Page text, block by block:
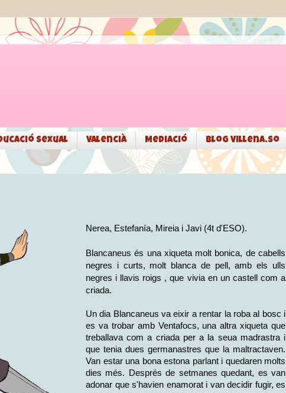
sexual Valencià Mediació Blog Villena.so
Nerea, Estefanía, Mireia i Javi (4t d'ESO).
Blancaneus és una xiqueta molt bonica, de cabells
negres i curts, molt blanca de pell, amb els ulls
negres i llavis roigs , que vivia en un castell com a
criada.
Un dia Blancaneus va eixir a rentar la roba al bosc i
es va trobar amb Ventafocs, una altra xiqueta que
treballava com a criada per a la seua madrastra i
que tenia dues germanastres que la maltractaven.
Van estar una bona estona parlant i quedaren molts
dies més. Després de setmanes quedant, es van
adonar que s'havien enamorat i van decidir fugir, es